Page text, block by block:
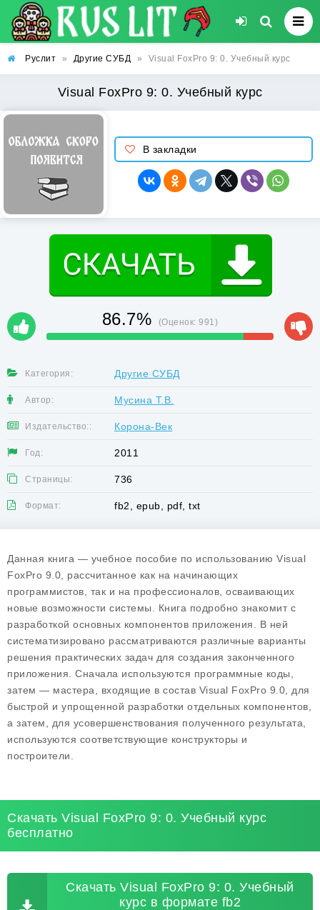
Руслит » Другие СУБД » Visual FoxPro 9: 0. Учебный курс
Visual FoxPro 9: 0. Учебный курс
В закладки
86.7% (Оценок:991)
Категория: Другие СУБД
Автор: Мусина Т.В.
Издательство:: Корона-Век
Год: 2011
Страницы: 736
Формат: fb2, epub, pdf, txt
Данная книга — учебное пособие по использованию Visual
FoxPro 9.0, рассчитанное как на начинающих
программистов, так и на профессионалов, осваивающих
новые возможности системы. Книга подробно знакомит с
разработкой основных компонентов приложения. В ней
систематизировано рассматриваются различные варианты
решения практических задач для создания законченного
приложения. Сначала используются программные коды,
затем — мастера, входящие в состав Visual FoxPro 9.0, для
быстрой и упрощенной разработки отдельных компонентов,
а затем, для усовершенствования полученного результата,
используются соответствующие конструкторы и
построители.
Скачать Visual FoxPro 9: 0. Учебный курс
бесплатно
Скачать Visual FoxPro 9: 0. Учебный
курс в формате fb2